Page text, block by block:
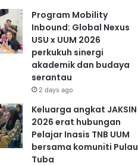
Program Mobility
Inbound: Global Nexus
USU x UUM 2026
perkukuh sinergi
akademik dan budaya
serantau
2 days ago
Keluarga angkat JAKSIN
2026 erat hubungan
Pelajar Inasis TNB UUM
bersama komuniti Pulau
Tuba